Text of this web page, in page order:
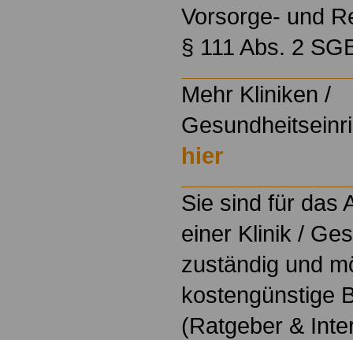
Vorsorge- und
§ 111 Abs. 2
Mehr Kliniken /
hier
Sie sind für das
einer Klinik /
zuständig und
kostengünstige
(Ratgeber &